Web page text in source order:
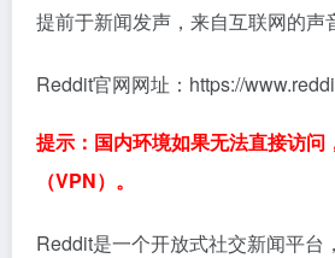
提前于新闻发声，来自互联网的声
Reddit官网网址：https://
提示：国内环境如果无法直接访问
（VPN）。
Reddit是一个开放式社交新闻平台